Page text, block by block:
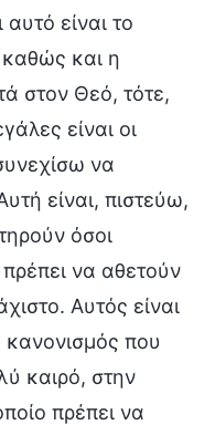
είναι το
καθώς και η
στον Θεό, τότε,
είναι οι
να
είναι, πιστεύω,
όσοι
να αθετούν
Αυτός είναι
που
καιρό, στην
πρέπει να